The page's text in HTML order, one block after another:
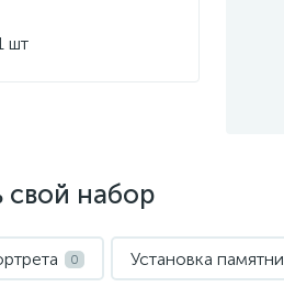
шт
свой набор
0 Установка